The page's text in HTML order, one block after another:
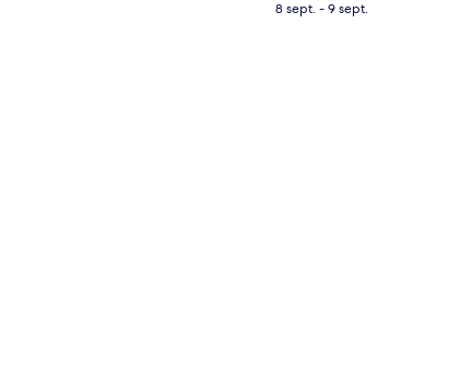
Petit déjeuner buffet servi tous les
actuel
8 sept. - 9 sept.